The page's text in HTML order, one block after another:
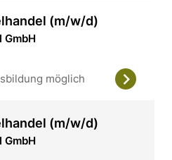
(m/w/d)
GmbH
möglich
(m/w/d)
GmbH